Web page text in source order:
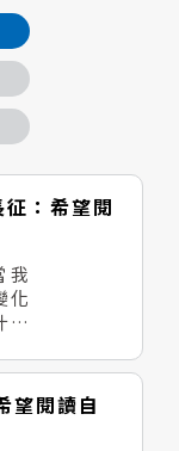
：希望閱
化
麼
經
造
魔
望閱讀自